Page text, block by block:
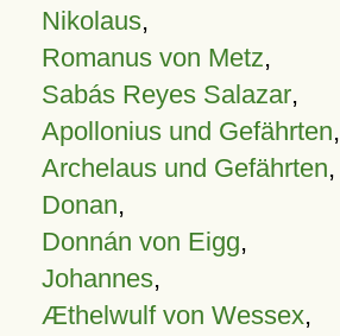
Nikolaus,
Romanus von Metz,
Sabás Reyes Salazar,
Apollonius und Gefährten,
Archelaus und Gefährten,
Donan,
Donnán von Eigg,
Johannes,
Æthelwulf von Wessex,